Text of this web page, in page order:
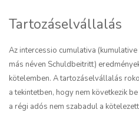
Tartozáselvállalás
Az intercessio cumulativa (
más néven Schuldbeitritt)
kötelemben. A tartozáselvállalás
a tekintetben, hogy nem következik
a régi adós nem szabadul a